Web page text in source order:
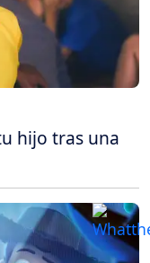
hijo tras una